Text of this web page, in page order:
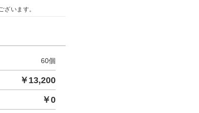
います。
60個
￥ 13,200
￥0